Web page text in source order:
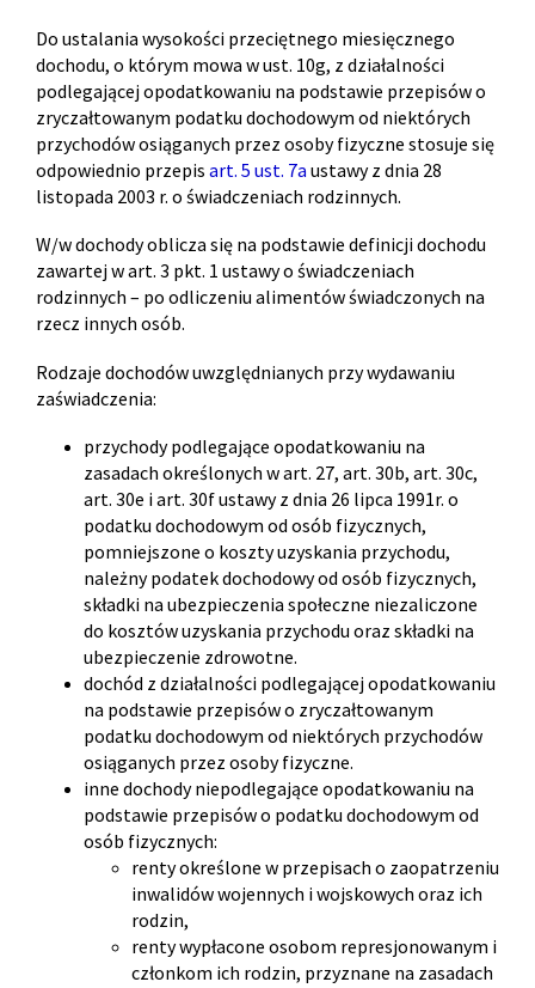
Do ustalania wysokości przeciętnego miesięcznego
dochodu, o którym mowa w ust. 10g, z działalności
podlegającej opodatkowaniu na podstawie przepisów o
zryczałtowanym podatku dochodowym od niektórych
przychodów osiąganych przez osoby fizyczne stosuje się
odpowiednio przepis art. 5 ust. 7a ustawy z dnia 28
listopada 2003 r. o świadczeniach rodzinnych.
W/w dochody oblicza się na podstawie definicji dochodu
zawartej w art. 3 pkt. 1 ustawy o świadczeniach
rodzinnych – po odliczeniu alimentów świadczonych na
rzecz innych osób.
Rodzaje dochodów uwzględnianych przy wydawaniu
zaświadczenia:
przychody podlegające opodatkowaniu na
zasadach określonych w art. 27, art. 30b, art. 30c,
art. 30e i art. 30f ustawy z dnia 26 lipca 1991r. o
podatku dochodowym od osób fizycznych,
pomniejszone o koszty uzyskania przychodu,
należny podatek dochodowy od osób fizycznych,
składki na ubezpieczenia społeczne niezaliczone
do kosztów uzyskania przychodu oraz składki na
ubezpieczenie zdrowotne.
dochód z działalności podlegającej opodatkowaniu
na podstawie przepisów o zryczałtowanym
podatku dochodowym od niektórych przychodów
osiąganych przez osoby fizyczne.
inne dochody niepodlegające opodatkowaniu na
podstawie przepisów o podatku dochodowym od
osób fizycznych:
renty określone w przepisach o zaopatrzeniu
inwalidów wojennych i wojskowych oraz ich
rodzin,
renty wypłacone osobom represjonowanym i
członkom ich rodzin, przyznane na zasadach